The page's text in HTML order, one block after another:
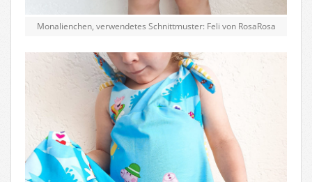
Monalienchen, verwendetes Schnittmuster: Feli von RosaRosa